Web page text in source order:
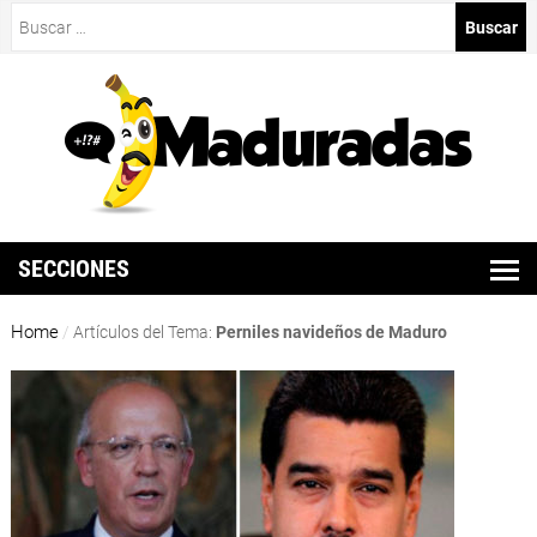
SECCIONES
Home / Artículos del Tema: Perniles navideños de Maduro